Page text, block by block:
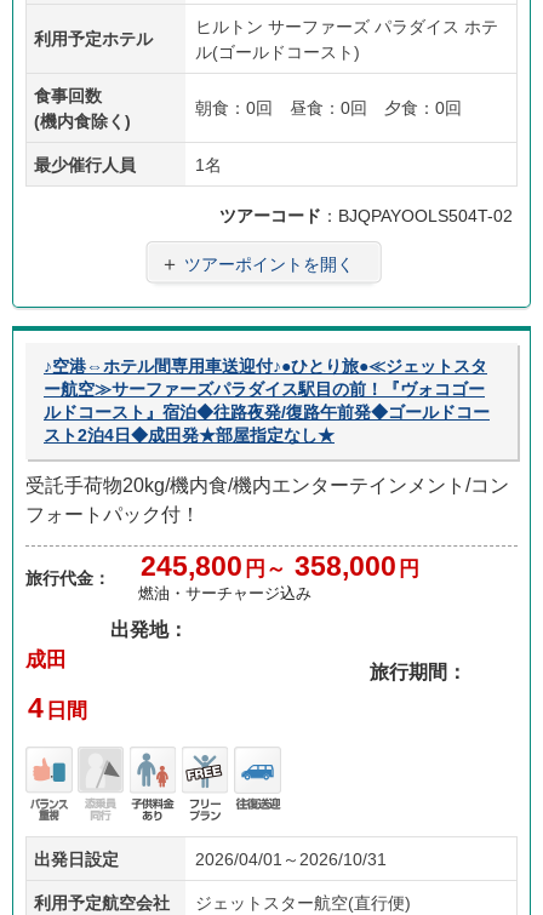
利用予定ホテル
ヒルトン サーファーズ パラダイス ホテ
ル(ゴールドコースト)
食事回数
(機内食除く)
朝食：0回 昼食：0回 夕食：0回
最少催行人員 1名
ツアーコード ：BJQPAYOOLS504T-02
＋ ツアーポイントを開く
♪空港⇔ホテル間専用車送迎付♪●ひとり旅●≪ジェットスタ
ー航空≫サーファーズパラダイス駅目の前！『ヴォコゴー
ルドコースト』宿泊◆往路夜発/復路午前発◆ゴールドコー
スト2泊4日◆成田発★部屋指定なし★
受託手荷物20kg/機内食/機内エンターテインメント/コン
フォートパック付！
旅行代金： 245,800 円～ 358,000 円
燃油・サーチャージ込み
出発地：
成田
旅行期間：
4 日間
バラ
ンス
重視
添乗
員無
し
子供
あり
フリ
ープ
ラン
往復
送迎
出発日設定 2026/04/01～2026/10/31
利用予定航空会社 ジェットスター航空(直行便)